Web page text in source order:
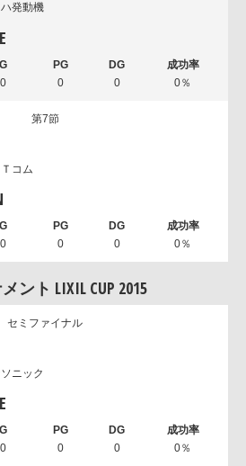
発動機
0 0 0 0％
第7節
Ｔコム
0 0 0 0％
ント LIXIL CUP 2015
セミファイナル
ニック
0 0 0 0％